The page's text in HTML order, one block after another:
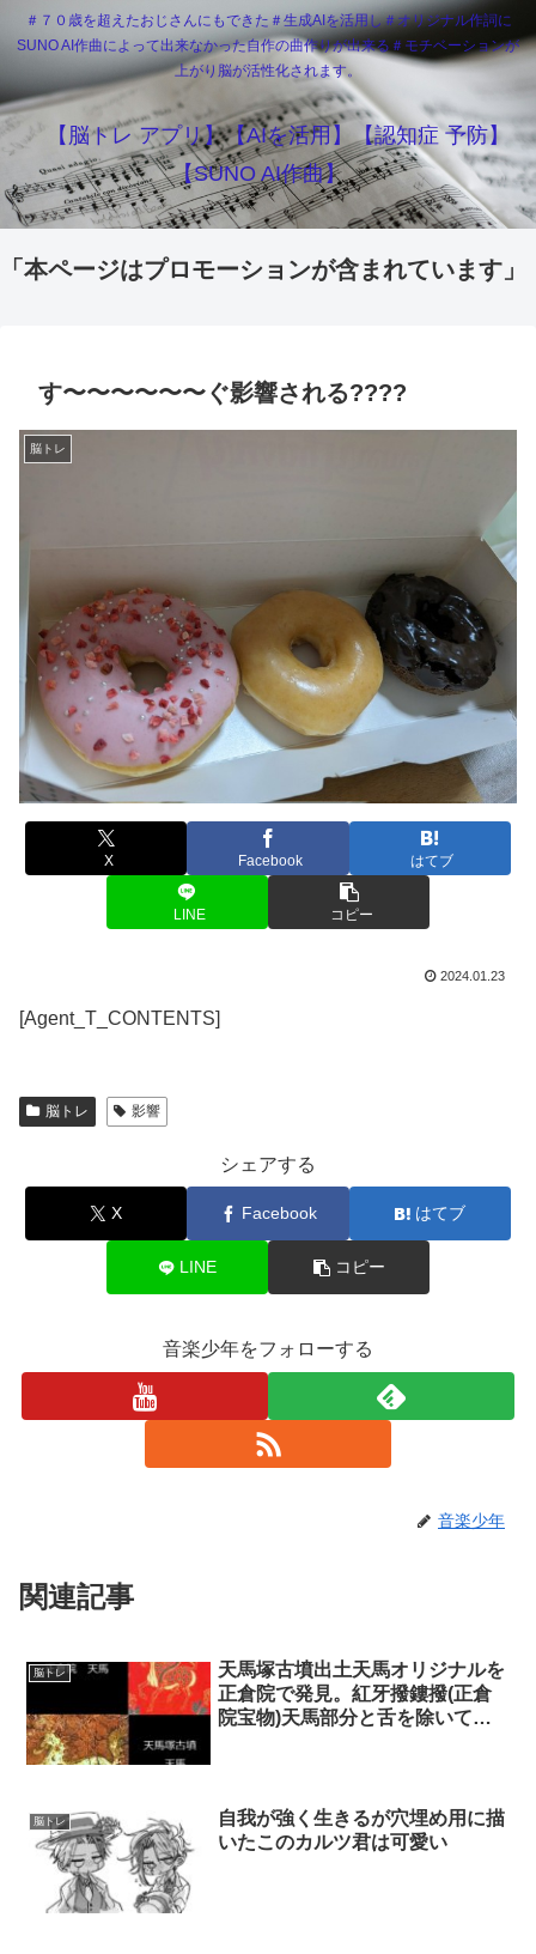
＃７０歳を超えたおじさんにもできた＃生成AIを活用し＃オリジナル作詞に
SUNO AI作曲によって出来なかった自作の曲作りが出来る＃モチベーションが
上がり脳が活性化されます。
【脳トレ アプリ】【AIを活用】【認知症 予防】
【SUNO AI作曲】
「本ページはプロモーションが含まれています」
す〜〜〜〜〜〜ぐ影響される????
脳トレ
X Facebook はてブ
LINE コピー
2024.01.23
[Agent_T_CONTENTS]
脳トレ 影響
シェアする
X Facebook はてブ
LINE コピー
音楽少年をフォローする
音楽少年
関連記事
脳トレ
天馬塚古墳出土天馬オリジナルを
正倉院で発見。紅牙撥鏤撥(正倉
院宝物)天馬部分と舌を除いて一
から渡来。慶州はソグド騎馬民族
居留地且つ中継地。韓国は金を産
脳トレ
自我が強く生きるが穴埋め用に描
いたこのカルツ君は可愛い